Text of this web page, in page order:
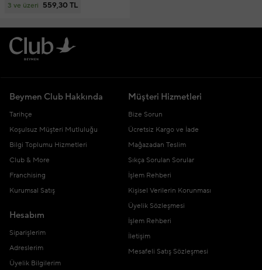
3 ve üzeri 559,30 TL
Beymen Club Hakkında
Tarihçe
Koşulsuz Müşteri Mutluluğu
Bilgi Toplumu Hizmetleri
Club & More
Franchising
Kurumsal Satış
Hesabım
Siparişlerim
Adreslerim
Üyelik Bilgilerim
Müşteri Hizmetleri
Bize Sorun
Ücretsiz Kargo ve İade
Mağazadan Teslim
Sıkça Sorulan Sorular
İşlem Rehberi
Kişisel Verilerin Korunması
Üyelik Sözleşmesi
İşlem Rehberi
İletişim
Mesafeli Satış Sözleşmesi